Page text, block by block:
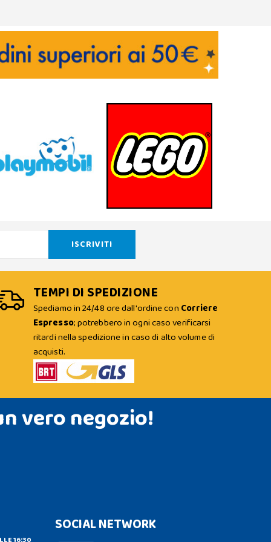
TEMPI DI SPEDIZIONE
Spediamo in 24/48 ore dall'ordine con Corriere
Espresso; potrebbero in ogni caso verificarsi
ritardi nella spedizione in caso di alto volume di
acquisti.
vero negozio!
SOCIAL NETWORK